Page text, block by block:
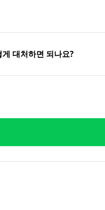
대처하면 되나요?